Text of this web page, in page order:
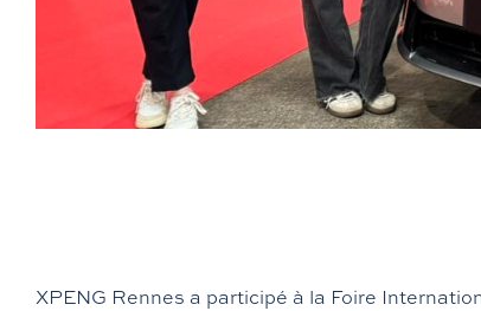
XPENG Rennes a participé à la Foire